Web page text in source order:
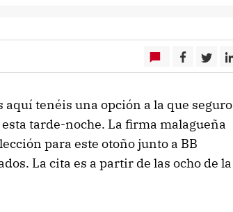
aquí tenéis una opción a la que seguro
tarde-noche. La firma malagueña
para este otoño junto a BB
La cita es a partir de las ocho de la